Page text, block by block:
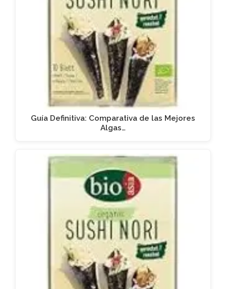
Guía Definitiva: Comparativa de las Mejores
Algas…